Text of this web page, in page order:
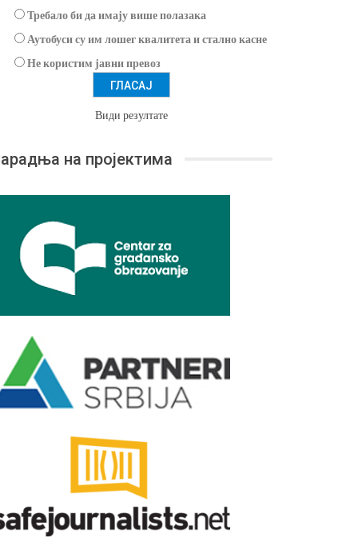
Требало би да имају више полазака
Аутобуси су им лошег квалитета и стално касне
Не користим јавни превоз
Види резултате
на пројектима